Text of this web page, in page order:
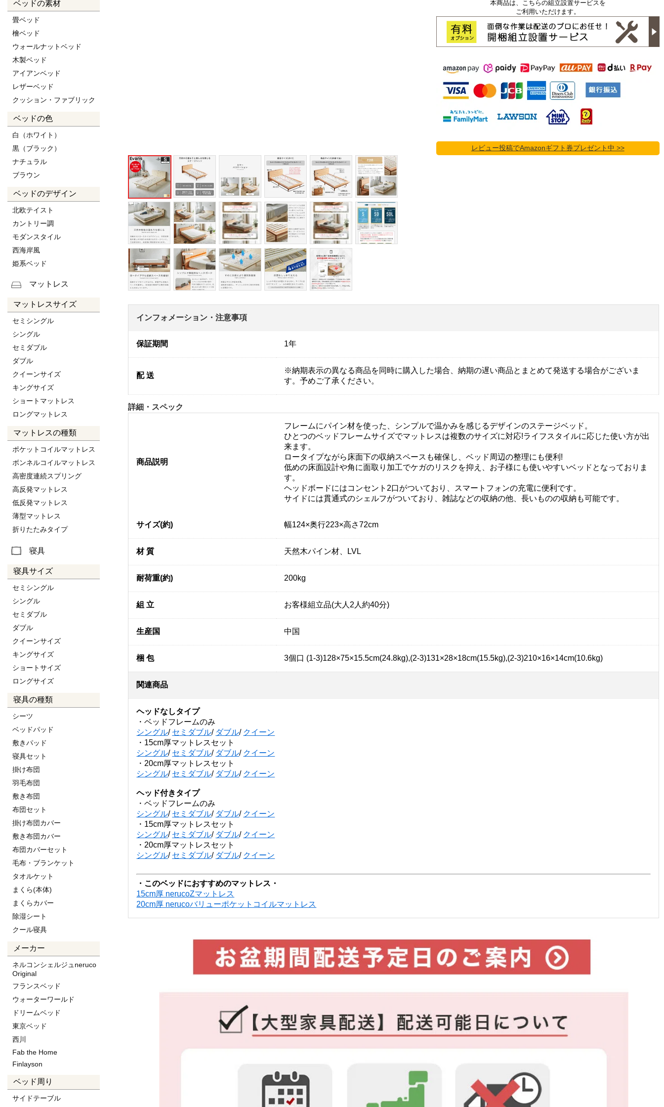
ベッドの素材
畳ベッド
檜ベッド
ウォールナットベッド
木製ベッド
アイアンベッド
レザーベッド
クッション・ファブリック
ベッドの色
白（ホワイト）
黒（ブラック）
ナチュラル
ブラウン
ベッドのデザイン
北欧テイスト
カントリー調
モダンスタイル
西海岸風
姫系ベッド
マットレス
マットレスサイズ
セミシングル
シングル
セミダブル
ダブル
クイーンサイズ
キングサイズ
ショートマットレス
ロングマットレス
マットレスの種類
ポケットコイルマットレス
ボンネルコイルマットレス
高密度連続スプリング
高反発マットレス
低反発マットレス
薄型マットレス
折りたたみタイプ
寝具
寝具サイズ
セミシングル
シングル
セミダブル
ダブル
クイーンサイズ
キングサイズ
ショートサイズ
ロングサイズ
寝具の種類
シーツ
ベッドパッド
敷きパッド
寝具セット
掛け布団
羽毛布団
敷き布団
布団セット
掛け布団カバー
敷き布団カバー
布団カバーセット
毛布・ブランケット
タオルケット
まくら(本体)
まくらカバー
除湿シート
クール寝具
メーカー
ネルコンシェルジュneruco
Original
フランスベッド
ウォーターワールド
ドリームベッド
東京ベッド
西川
Fab the Home
Finlayson
ベッド周り
サイドテーブル
本商品は、こちらの組立設置サービスを
ご利用いただけます。
レビュー投稿でAmazonギフト券プレゼント中 >>
インフォメーション・注意事項
保証期間 1年
配 送
※納期表示の異なる商品を同時に購入した場合、納期の遅い商品とまとめて発送する場合がございま
す。予めご了承ください。
詳細・スペック
商品説明
フレームにパイン材を使った、シンプルで温かみを感じるデザインのステージベッド。
ひとつのベッドフレームサイズでマットレスは複数のサイズに対応!ライフスタイルに応じた使い方が出
来ます。
ロータイプながら床面下の収納スペースも確保し、ベッド周辺の整理にも便利!
低めの床面設計や角に面取り加工でケガのリスクを抑え、お子様にも使いやすいベッドとなっておりま
す。
ヘッドボードにはコンセント2口がついており、スマートフォンの充電に便利です。
サイドには貫通式のシェルフがついており、雑誌などの収納の他、長いものの収納も可能です。
サイズ(約) 幅124×奥行223×高さ72cm
材 質 天然木パイン材、LVL
耐荷重(約) 200kg
組 立 お客様組立品(大人2人約40分)
生産国 中国
梱 包 3個口 (1-3)128×75×15.5cm(24.8kg),(2-3)131×28×18cm(15.5kg),(2-3)210×16×14cm(10.6kg)
関連商品
ヘッドなしタイプ
・ベッドフレームのみ
シングル/ セミダブル/ ダブル/ クイーン
・15cm厚マットレスセット
シングル/ セミダブル/ ダブル/ クイーン
・20cm厚マットレスセット
シングル/ セミダブル/ ダブル/ クイーン
ヘッド付きタイプ
・ベッドフレームのみ
シングル/ セミダブル/ ダブル/ クイーン
・15cm厚マットレスセット
シングル/ セミダブル/ ダブル/ クイーン
・20cm厚マットレスセット
シングル/ セミダブル/ ダブル/ クイーン
・このベッドにおすすめのマットレス・
15cm厚 nerucoZマットレス
20cm厚 nerucoバリューポケットコイルマットレス